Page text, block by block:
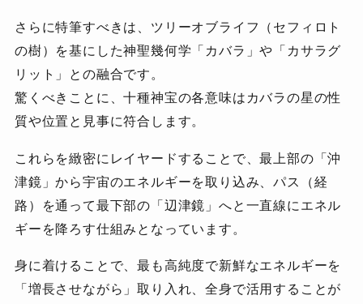
さらに特筆すべきは、ツリーオブライフ（セフィロト
の樹）を基にした神聖幾何学「カバラ」や「カサラグ
リット」との融合です。
驚くべきことに、十種神宝の各意味はカバラの星の性
質や位置と見事に符合します。
これらを緻密にレイヤードすることで、最上部の「沖
津鏡」から宇宙のエネルギーを取り込み、パス（経
路）を通って最下部の「辺津鏡」へと一直線にエネル
ギーを降ろす仕組みとなっています。
身に着けることで、最も高純度で新鮮なエネルギーを
「増長させながら」取り入れ、全身で活用することが